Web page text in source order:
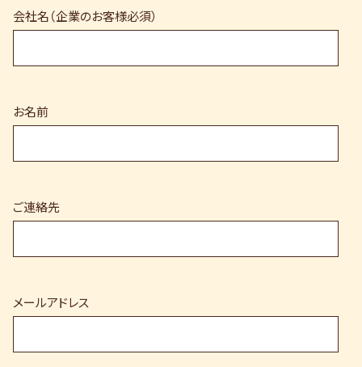
会社名（企業のお客様必須）
お名前
ご連絡先
メールアドレス